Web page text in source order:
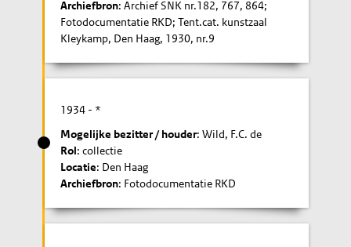
Archiefbron: Archief SNK nr.182, 767, 864;
Fotodocumentatie RKD; Tent.cat. kunstzaal
Kleykamp, Den Haag, 1930, nr.9
1934 - *
Mogelijke bezitter / houder: Wild, F.C. de
Rol: collectie
Locatie: Den Haag
Archiefbron: Fotodocumentatie RKD